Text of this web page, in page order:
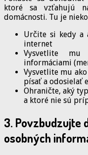
ktoré sa vzťahujú
domácnosti. Tu je
Určite si kedy a
internet
Vysvetlite mu
informáciami
Vysvetlite mu
písať a odosielať
Ohraničte, aký
a ktoré nie sú
3. Povzbudzujte
osobných